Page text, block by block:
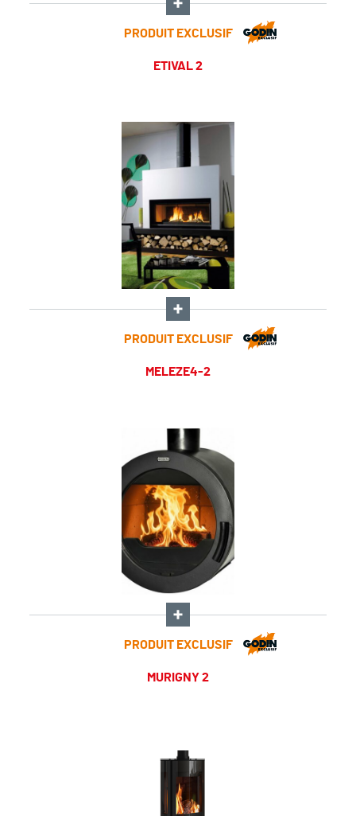
ETIVAL 2
PRODUIT EXCLUSIF
MELEZE4-2
PRODUIT EXCLUSIF
MURIGNY 2
PRODUIT EXCLUSIF